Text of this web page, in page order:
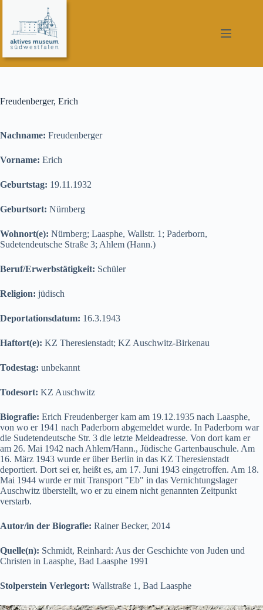
springen
Freudenberger, Erich
Nachname: Freudenberger
Vorname: Erich
Geburtstag: 19.11.1932
Geburtsort: Nürnberg
Wohnort(e): Nürnberg; Laasphe, Wallstr. 1; Paderborn,
Sudetendeutsche Straße 3; Ahlem (Hann.)
Beruf/Erwerbstätigkeit: Schüler
Religion: jüdisch
Deportationsdatum: 16.3.1943
Haftort(e): KZ Theresienstadt; KZ Auschwitz-Birkenau
Todestag: unbekannt
Todesort: KZ Auschwitz
Biografie: Erich Freudenberger kam am 19.12.1935 nach Laasphe,
von wo er 1941 nach Paderborn abgemeldet wurde. In Paderborn war
die Sudetendeutsche Str. 3 die letzte Meldeadresse. Von dort kam er
am 26. Mai 1942 nach Ahlem/Hann., Jüdische Gartenbauschule. Am
16. März 1943 wurde er über Berlin in das KZ Theresienstadt
deportiert. Dort sei er, heißt es, am 17. Juni 1943 eingetroffen. Am 18.
Mai 1944 wurde er mit Transport "Eb" in das Vernichtungslager
Auschwitz überstellt, wo er zu einem nicht genannten Zeitpunkt
verstarb.
Autor/in der Biografie: Rainer Becker, 2014
Quelle(n): Schmidt, Reinhard: Aus der Geschichte von Juden und
Christen in Laasphe, Bad Laasphe 1991
Stolperstein Verlegort: Wallstraße 1, Bad Laasphe